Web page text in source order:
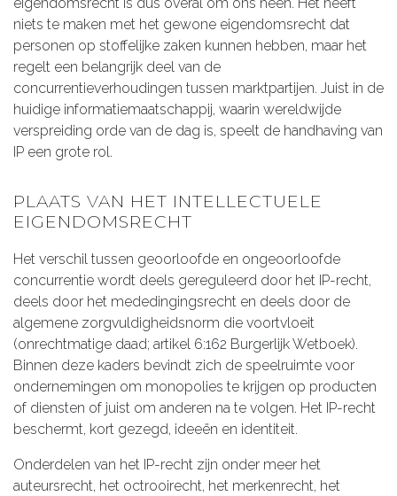
niets te maken met het gewone eigendomsrecht dat
personen op stoffelijke zaken kunnen hebben, maar het
regelt een belangrijk deel van de
concurrentieverhoudingen tussen marktpartijen. Juist in de
huidige informatiemaatschappij, waarin wereldwijde
verspreiding orde van de dag is, speelt de handhaving van
IP een grote rol.
PLAATS VAN HET INTELLECTUELE
EIGENDOMSRECHT
Het verschil tussen geoorloofde en ongeoorloofde
concurrentie wordt deels gereguleerd door het IP-recht,
deels door het mededingingsrecht en deels door de
algemene zorgvuldigheidsnorm die voortvloeit
(onrechtmatige daad; artikel 6:162 Burgerlijk Wetboek).
Binnen deze kaders bevindt zich de speelruimte voor
ondernemingen om monopolies te krijgen op producten
of diensten of juist om anderen na te volgen. Het IP-recht
beschermt, kort gezegd, ideeën en identiteit.
Onderdelen van het IP-recht zijn onder meer het
auteursrecht, het octrooirecht, het merkenrecht, het